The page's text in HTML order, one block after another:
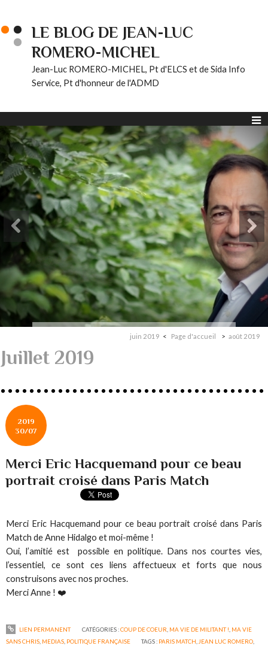
LE BLOG DE JEAN-LUC
ROMERO-MICHEL
Jean-Luc ROMERO-MICHEL, Pt d'ELCS et de Sida Info
Service, Pt d'honneur de l'ADMD
juin 2019 Page d'accueil août 2019
Juillet 2019
2019
30/07
Merci Eric Hacquemand pour ce beau
portrait croisé dans Paris Match
Merci Eric Hacquemand pour ce beau portrait croisé dans Paris
Match de Anne Hidalgo et moi-même !
Oui, l’amitié est possible en politique. Dans nos courtes vies,
l’essentiel, ce sont ces liens affectueux et forts que nous
construisons avec nos proches.
Merci Anne ! ❤️
LIEN PERMANENT CATÉGORIES :COUP DE COEUR MA VIE DE MILITANT ! MA VIE
SANS CHRIS MEDIAS POLITIQUE FRANÇAISE TAGS : PARIS MATCH JEAN LUC ROMERO